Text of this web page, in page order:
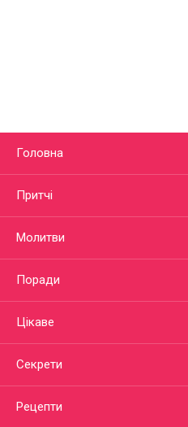
Головна
Притчі
Молитви
Поради
Цікаве
Секрети
Рецепти